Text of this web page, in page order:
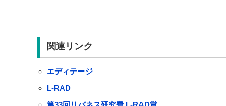
関連リンク
エディテージ
L-RAD